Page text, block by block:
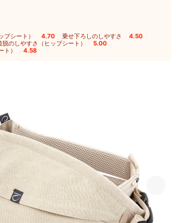
プシート） 4.70 乗せ下ろしのしやすさ 4.50
脱のしやすさ（ヒップシート） 5.00
ト） 4.58